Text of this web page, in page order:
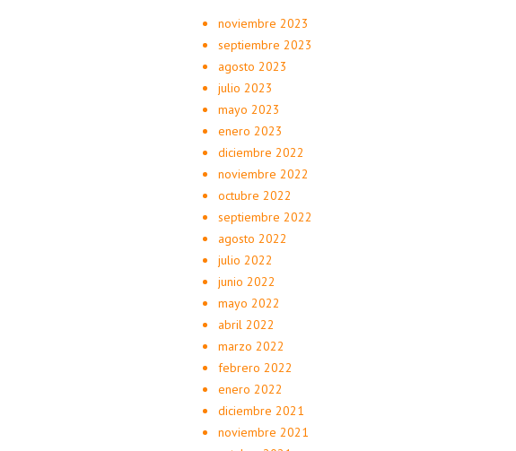
noviembre 2023
septiembre 2023
agosto 2023
julio 2023
mayo 2023
enero 2023
diciembre 2022
noviembre 2022
octubre 2022
septiembre 2022
agosto 2022
julio 2022
junio 2022
mayo 2022
abril 2022
marzo 2022
febrero 2022
enero 2022
diciembre 2021
noviembre 2021